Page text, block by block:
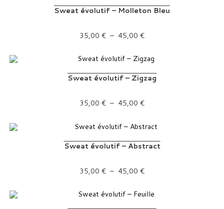
Sweat évolutif – Molleton Bleu
35,00 € – 45,00 €Plage de prix : 35,00 € à 45,00 €
Sweat évolutif – Zigzag
35,00 € – 45,00 €Plage de prix : 35,00 € à 45,00 €
Sweat évolutif – Abstract
35,00 € – 45,00 €Plage de prix : 35,00 € à 45,00 €